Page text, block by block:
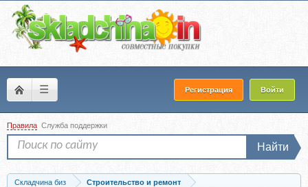
☰ Регистрация Войти
Правила Служба поддержки
Найти
Складчина биз
Строительство и ремонт